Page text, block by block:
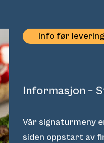
Info før levering
Informasjon –
Vår signaturmeny
siden oppstart av